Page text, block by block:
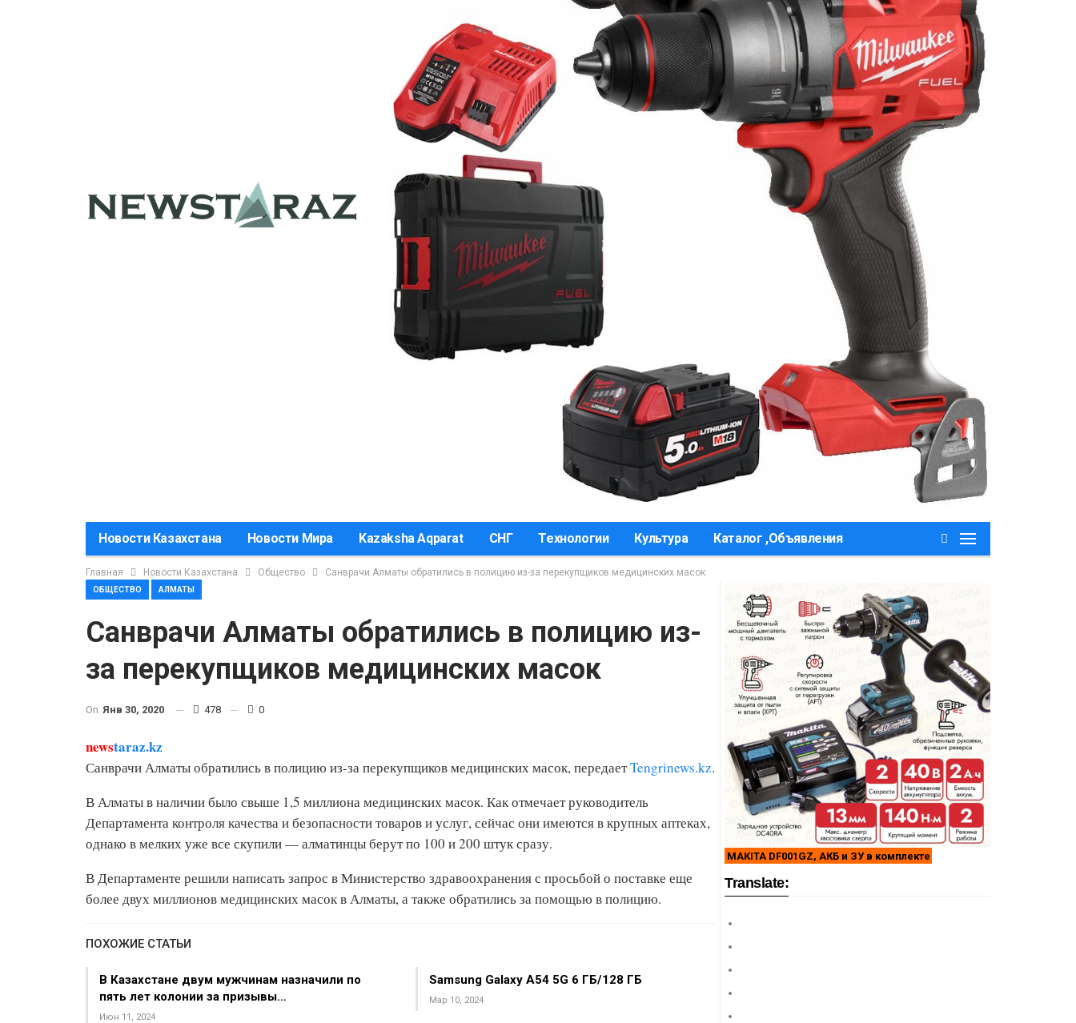
Новости Казахстана Новости Мира Kazaksha Aqparat СНГ Технологии Культура Каталог ,Объявления
Главная Новости Казахстана Общество Санврачи Алматы обратились в полицию из-за перекупщиков медицинских масок
ОБЩЕСТВО АЛМАТЫ
Санврачи Алматы обратились в полицию из-
за перекупщиков медицинских масок
On Янв 30, 2020 478 0
newstaraz.kz
Санврачи Алматы обратились в полицию из-за перекупщиков медицинских масок, передаетTengrinews.kz.
В Алматы в наличии было свыше 1,5 миллиона медицинских масок. Как отмечает руководитель
Департамента контроля качества и безопасности товаров и услуг, сейчас они имеются в крупных аптеках,
однако в мелких уже все скупили — алматинцы берут по 100 и 200 штук сразу.
В Департаменте решили написать запрос в Министерство здравоохранения с просьбой о поставке еще
более двух миллионов медицинских масок в Алматы, а также обратились за помощью в полицию.
ПОХОЖИЕ СТАТЬИ
В Казахстане двум мужчинам назначили по
пять лет колонии за призывы…
Июн 11, 2024
Samsung Galaxy A54 5G 6 ГБ/128 ГБ
Мар 10, 2024
MAKITA DF001GZ, АКБ и ЗУ в комплекте
Translate: